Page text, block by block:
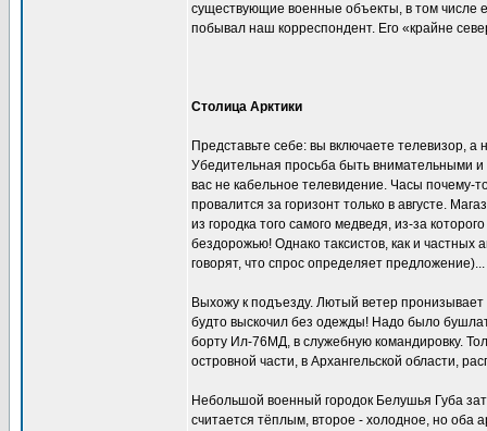
существующие военные объекты, в том числе
побывал наш корреспондент. Его «крайне
Столица Арктики
Представьте себе: вы включаете телевизор,
Убедительная просьба быть внимательными
вас не кабельное телевидение. Часы почему-
провалится за горизонт только в августе.
из городка того самого медведя, из-за
бездорожью! Однако таксистов, как и частных
говорят, что спрос определяет предложение)...
Выхожу к подъезду. Лютый ветер пронизывает
будто выскочил без одежды! Надо было
борту Ил-76МД, в служебную командировку.
островной части, в Архангельской области,
Небольшой военный городок Белушья Губа
считается тёплым, второе - холодное, но оба